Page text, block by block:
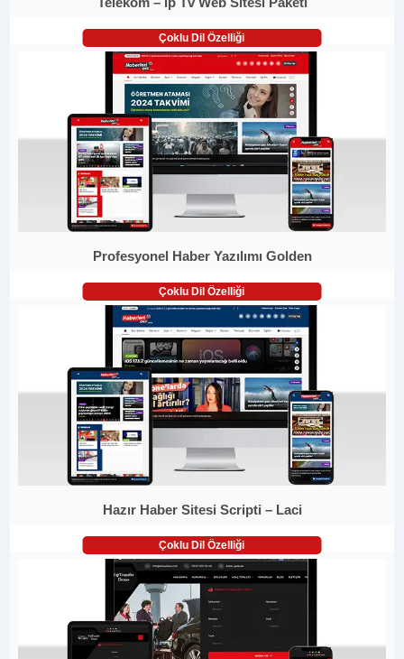
Çoklu Dil Özelliği
Profesyonel Haber Yazılımı Golden
Çoklu Dil Özelliği
Hazır Haber Sitesi Scripti – Laci
Çoklu Dil Özelliği